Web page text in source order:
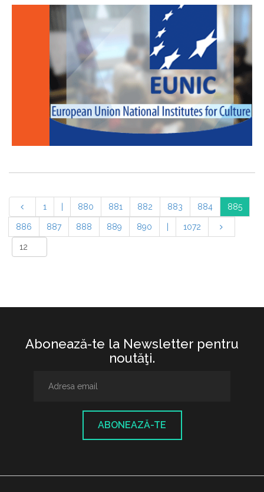
1 880 881 882 883 884 885
886 887 888 889 890 1072
Abonează-te la Newsletter pentru
noutăţi.
ABONEAZĂ-TE